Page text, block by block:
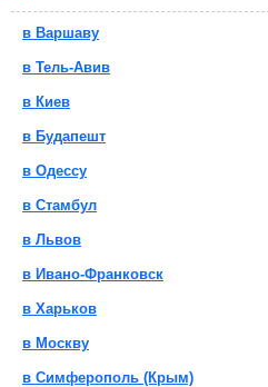
в Варшаву
в Тель-Авив
в Киев
в Будапешт
в Одессу
в Стамбул
в Львов
в Ивано-Франковск
в Харьков
в Москву
в Симферополь (Крым)